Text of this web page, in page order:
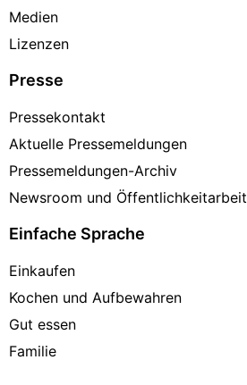
Medien
Lizenzen
Presse
Pressekontakt
Aktuelle Pressemeldungen
Pressemeldungen-Archiv
Newsroom und Öffentlichkeitarbeit
Einfache Sprache
Einkaufen
Kochen und Aufbewahren
Gut essen
Familie